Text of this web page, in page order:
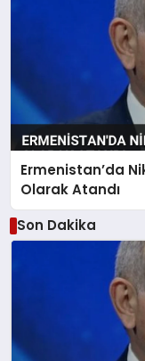
Ermenistan’da
Olarak Atandı
Son Dakika